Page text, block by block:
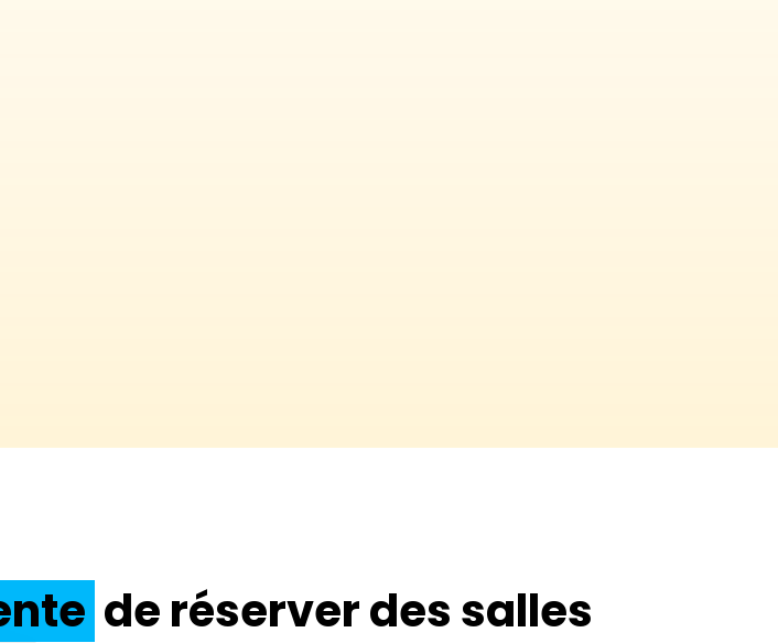
de réserver des salles